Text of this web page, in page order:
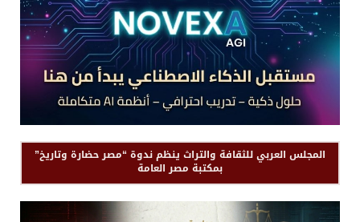
المجلس العربي للثقافة والتراث ينظم ندوة “مصر حضارة وتاريخ”
بمكتبة مصر العامة